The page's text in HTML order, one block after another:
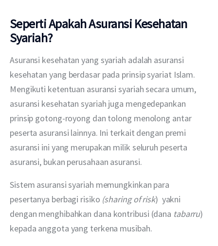
Seperti Apakah Asuransi Kesehatan
Syariah?
Asuransi kesehatan yang syariah adalah asuransi
kesehatan yang berdasar pada prinsip syariat Islam.
Mengikuti ketentuan asuransi syariah secara umum,
asuransi kesehatan syariah juga mengedepankan
prinsip gotong-royong dan tolong menolong antar
peserta asuransi lainnya. Ini terkait dengan premi
asuransi ini yang merupakan milik seluruh peserta
asuransi, bukan perusahaan asuransi.
Sistem asuransi syariah memungkinkan para
pesertanya berbagi risiko (sharing of risk)  yakni
dengan menghibahkan dana kontribusi (dana tabarru)
kepada anggota yang terkena musibah.